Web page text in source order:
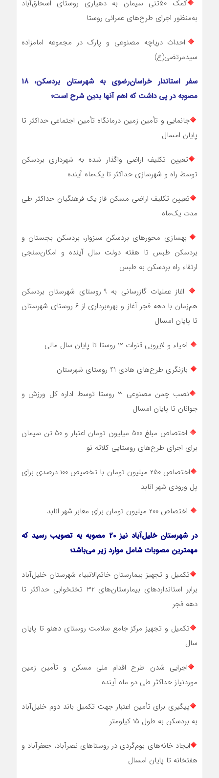
🔶
کمک 50تنی سیمان به دهیاری روستای اسحاق‌آباد
به‌منظور اجرای طرح‌های عمرانی روستا
🔶 احداث دریاچه مصنوعی و پارک در مجموعه امامزاده
سیدمرتضی(ع)
سفر استاندار خراسان‌رضوی به شهرستان بردسکن، 18
مصوبه در پی داشت که اهم آنها بدین شرح است؛
🔶جانمایی و تأمین زمین درمانگاه تأمین اجتماعی حداکثر تا
پایان امسال
🔶تعیین تکلیف اراضی واگذار شده به شهرداری بردسکن
توسط راه و شهرسازی حداکثر تا یک‌ماه آینده
🔶تعیین تکلیف اراضی مسکن فاز یک فرهنگیان حداکثر طی
مدت یک‌ماه
🔶 بهسازی محورهای بردسکن سبزوار، بردسکن بجستان و
بردسکن طبس تا هفته دولت سال آینده و امکان‌سنجی
ارتقاء راه بردسکن به طبس
🔶
اغاز عملیات گازرسانی به 9 روستای شهرستان بردسکن
هم‌زمان با دهه فجر آغاز و بهره‌برداری از 6 روستای شهرستان
تا پایان امسال
🔶 احیاء و لایروبی قنوات 12 روستا تا پایان سال مالی
🔶 بازنگری طرح‌های هادی 41 روستای شهرستان
🔶
نصب چمن مصنوعی 3 روستا توسط اداره کل ورزش و
جوانان تا پایان امسال
🔶
اختصاص مبلغ 500 میلیون تومان اعتبار و 50 تن سیمان
برای اجرای طرح‌های روستایی کلاته نو
🔶
اختصاص 250 میلیون تومان با تخصیص 100 درصدی برای
پل ورودی شهر انابد
🔶 اختصاص 200 میلیون تومان برای معابر شهر انابد
در شهرستان خلیل‌آباد نیز 20 مصوبه به تصویب رسید که
مهمترین مصوبات شامل موارد زیر می‌باشد؛
🔶تکمیل و تجهیز بیمارستان خاتم‌الانبیاء شهرستان خلیل‌آباد
برابر استانداردهای بیمارستان‌های 32 تختخوابی حداکثر تا
دهه فجر
🔶تکمیل و تجهیز مرکز جامع سلامت روستای دهنو تا پایان
سال
🔶اجرایی شدن طرح اقدام ملی مسکن و تأمین زمین
موردنیاز حداکثر طی دو ماه آینده
🔶پیگیری برای تأمین اعتبار جهت تکمیل باند دوم خلیل‌آباد
به بردسکن به طول 15 کیلومتر
🔶ایجاد خانه‌های بوم‌گردی در روستاهای نصرآباد، جعفرآباد و
هفت‏خانه تا پایان امسال